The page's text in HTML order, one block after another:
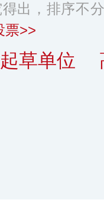
出，排序不
票>>
草单位